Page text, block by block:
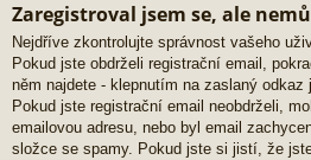
Zaregistroval jsem se, ale
Nejdříve zkontrolujte správnost vašeho
Pokud jste obdrželi registrační email,
něm najdete - klepnutím na zaslaný
Pokud jste registrační email neobdrželi,
emailovou adresu, nebo byl email
složce se spamy. Pokud jste si jistí, že